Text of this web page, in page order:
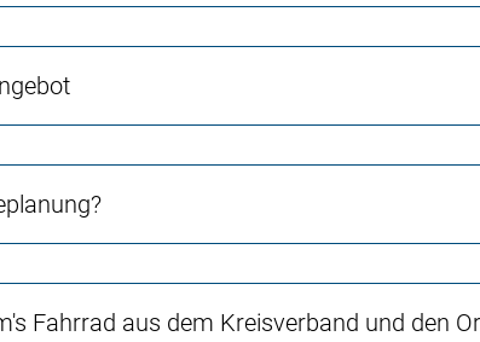
Fahrrad aus dem Kreisverband und den